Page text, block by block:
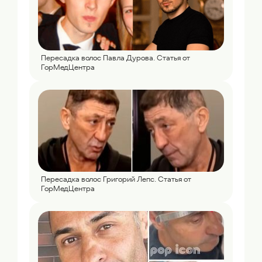
Пересадка волос Павла Дурова. Статья от
ГорМедЦентра
Пересадка волос Григорий Лепс. Статья от
ГорМедЦентра